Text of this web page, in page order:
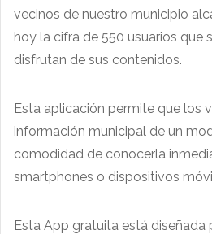
vecinos de nuestro municipio
hoy la cifra de 550 usuarios que
disfrutan de sus contenidos.
Esta aplicación permite que los
información municipal de un
comodidad de conocerla
smartphones o dispositivos
Esta App gratuita está